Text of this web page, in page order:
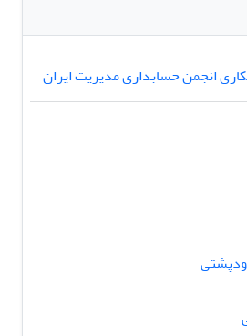
انجمن حسابداری مدیریت ایران